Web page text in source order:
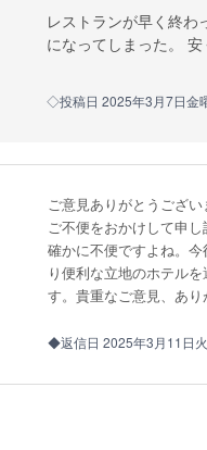
レストランが早く終わ
になってしまった。
◇投稿日 2025年3月7日金
ご意見ありがとうござ
ご不便をおかけして申
確かに不便ですよね。
り便利な立地のホテル
す。貴重なご意見、あ
◆返信日 2025年3月11日